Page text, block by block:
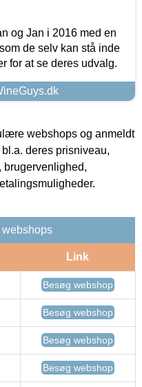
og Jan i 2016 med en
de selv kan stå inde
for at se deres udvalg.
webshops og anmeldt
deres prisniveau,
brugervenlighed,
webshops
Link
Besøg webshop
Besøg webshop
Besøg webshop
Besøg webshop